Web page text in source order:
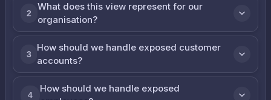
2
What does this view represent for our
organisation?
3
How should we handle exposed customer
accounts?
4
How should we handle exposed